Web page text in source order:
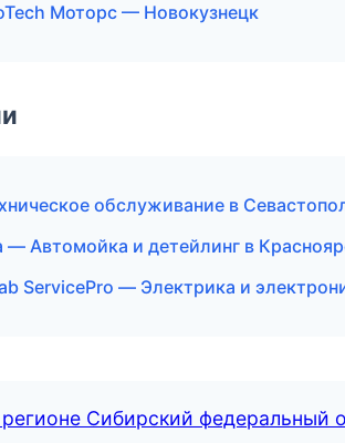
Моторс — Новокузнецк
обслуживание в
— Автомойка и детейлинг в
ServicePro — Электрика и
Сибирский федеральный